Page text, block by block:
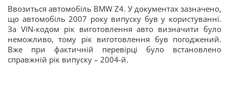
Ввозиться автомобіль BMW Z4. У документах зазначено,
що автомобіль 2007 року випуску був у користуванні.
За VIN-кодом рік виготовлення авто визначити було
неможливо, тому рік виготовлення був погоджений.
Вже при фактичній перевірці було встановлено
справжній рік випуску – 2004-й.